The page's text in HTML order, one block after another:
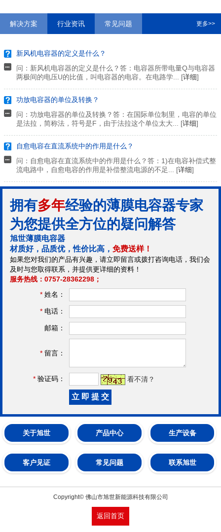
解决方案 行业资讯 常见问题 更多>>
新风机电容器的定义是什么？
问：新风机电容器的定义是什么？答：电容器所带电量Q与电容器
两极间的电压U的比值，叫电容器的电容。在电路学... [详细]
功放电容器的单位及转换？
问：功放电容器的单位及转换？答：在国际单位制里，电容的单位
是法拉，简称法，符号是F，由于法拉这个单位太大... [详细]
自愈电容在直流系统中的作用是什么？
问：自愈电容在直流系统中的作用是什么？答：1)在电容补偿式整
流电路中，自愈电容的作用是补偿整流电源的不足... [详细]
拥有多年经验的薄膜电容器专家
为您提供全方位的疑问解答
旭世薄膜电容器
材质好，品质优，性价比高， 免费送样！
如果您对我们的产品有兴趣，请立即留言或拨打咨询电话，我们会
及时与您取得联系，并提供更详细的资料！
服务热线：0757-28362298；
* 姓名：
* 电话：
邮箱：
* 留言：
* 验证码： 看不清？
关于旭世 产品中心 生产设备
客户见证 常见问题 联系旭世
Copyright© 佛山市旭世新能源科技有限公司
返回首页